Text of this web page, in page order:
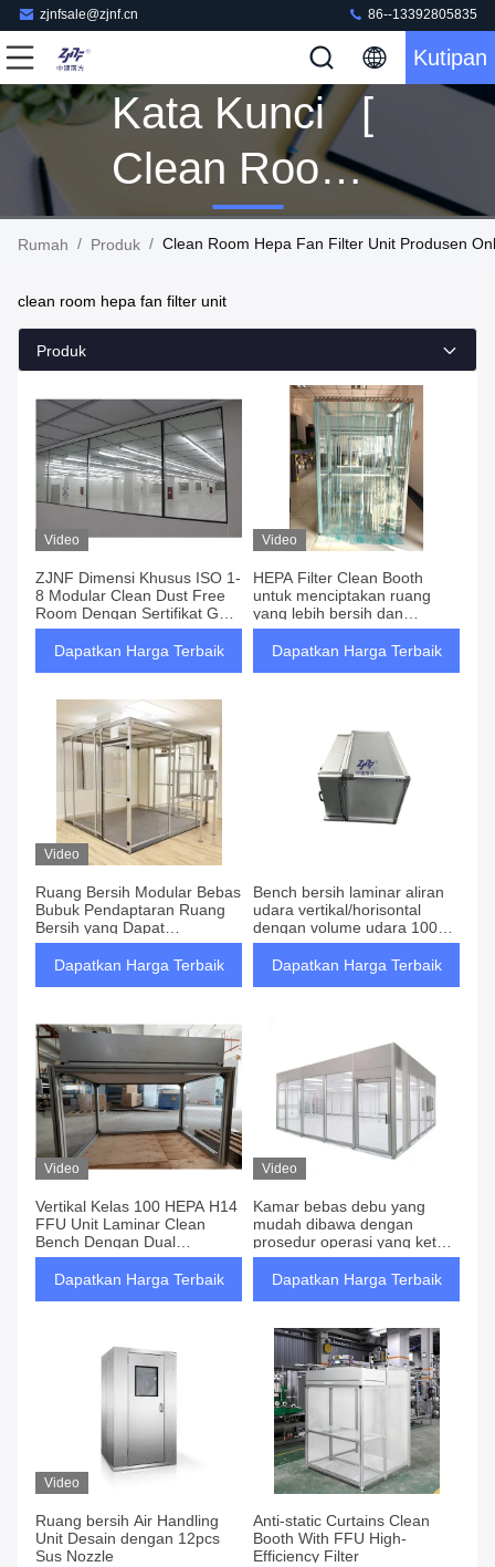
zjnfsale@zjnf.cn 86--13392805835
Kutipan
Kata Kunci [
Clean Room
Hepa Fan
Pertandingan
149 Produk
Rumah / Produk / Clean Room Hepa Fan Filter Unit Produsen
clean room hepa fan filter unit
Produk
Video
ZJNF Dimensi Khusus ISO 1-
8 Modular Clean Dust Free
Room Dengan Sertifikat GMP
Standar CE UL
Dapatkan Harga Terbaik
Video
HEPA Filter Clean Booth
untuk menciptakan ruang
yang lebih bersih dan
dimurnikan di lingkungan
yang terkendali
Dapatkan Harga Terbaik
Video
Ruang Bersih Modular Bebas
Bubuk Pendaptaran Ruang
Bersih yang Dapat
Dikustomisasi Dengan
Struktur Modular Dan Filter
Dapatkan Harga Terbaik
Bench bersih laminar aliran
udara vertikal/horisontal
dengan volume udara 1000-
1200m3/h dan filter HEPA
Dapatkan Harga Terbaik
Video
Vertikal Kelas 100 HEPA H14
FFU Unit Laminar Clean
Bench Dengan Dual
Tegangan Daya Dan
Kecepatan Udara Aluminium
Dapatkan Harga Terbaik
Video
Kamar bebas debu yang
mudah dibawa dengan
prosedur operasi yang ketat
dan kontrol suhu
Dapatkan Harga Terbaik
Video
Ruang bersih Air Handling
Unit Desain dengan 12pcs
Sus Nozzle
Anti-static Curtains Clean
Booth With FFU High-
Efficiency Filter